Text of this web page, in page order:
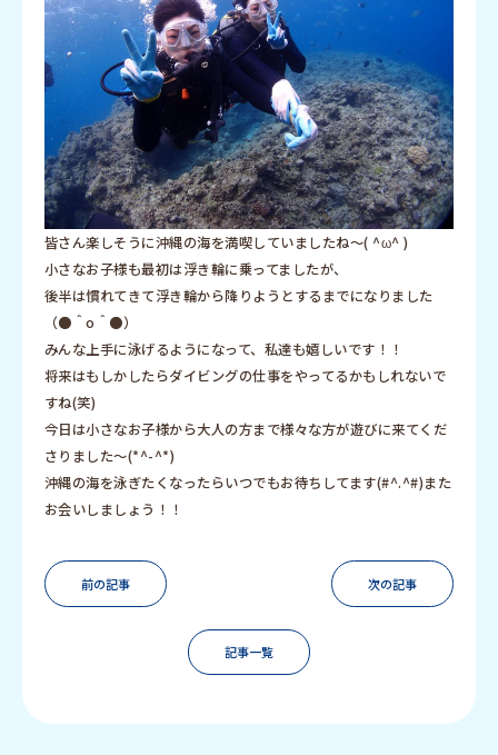
皆さん楽しそうに沖縄の海を満喫していましたね～( ^ω^ )
小さなお子様も最初は浮き輪に乗ってましたが、
後半は慣れてきて浮き輪から降りようとするまでになりました
（●＾o＾●）
みんな上手に泳げるようになって、私達も嬉しいです！！
将来はもしかしたらダイビングの仕事をやってるかもしれないで
すね(笑)
今日は小さなお子様から大人の方まで様々な方が遊びに来てくだ
さりました～(*^-^*)
沖縄の海を泳ぎたくなったらいつでもお待ちしてます(#^.^#)また
お会いしましょう！！
前の記事
記事一覧
次の記事